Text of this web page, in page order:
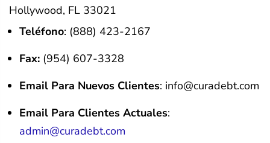
Hollywood, FL 33021
Teléfono: (888) 423-2167
Fax: (954) 607-3328
Email Para Nuevos Clientes: info@curadebt.com
Email Para Clientes Actuales:
admin@curadebt.com